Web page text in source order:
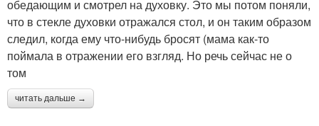
обедающим и смотрел на духовку. Это мы потом поняли,
что в стекле духовки отражался стол, и он таким образом
следил, когда ему что-нибудь бросят (мама как-то
поймала в отражении его взгляд. Но речь сейчас не о
том
читать дальше →